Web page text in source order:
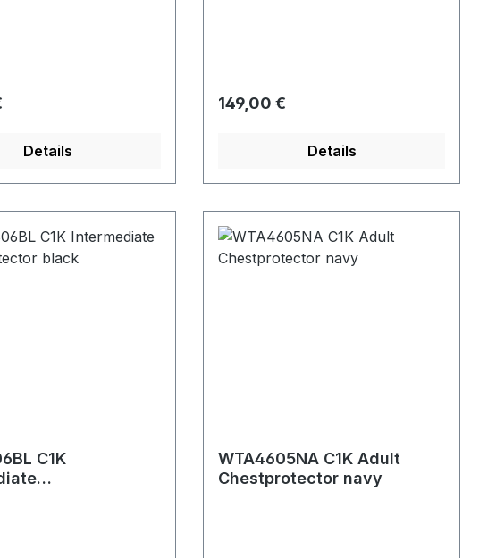
Details
Regulärer Preis:
149,00 €
Details
C1K
WTA4605NA C1K Adult
Chestprotector navy